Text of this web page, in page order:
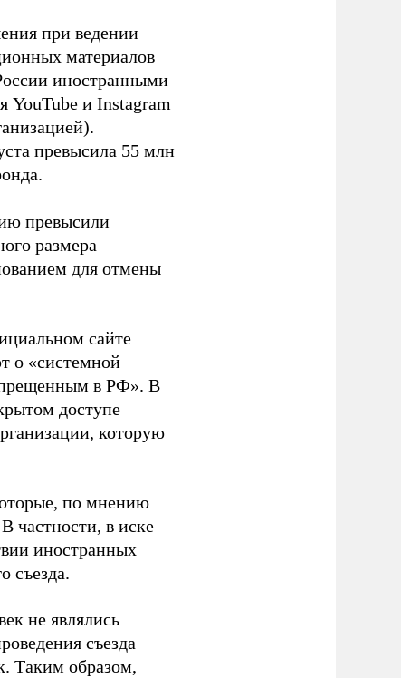
при ведении
материалов
иностранными
YouTube и Instagram
превысила 55 млн
превысили
размера
для отмены
сайте
о «системной
в РФ». В
доступе
которую
по мнению
частности, в иске
иностранных
съезда.
не являлись
съезда
Таким образом,